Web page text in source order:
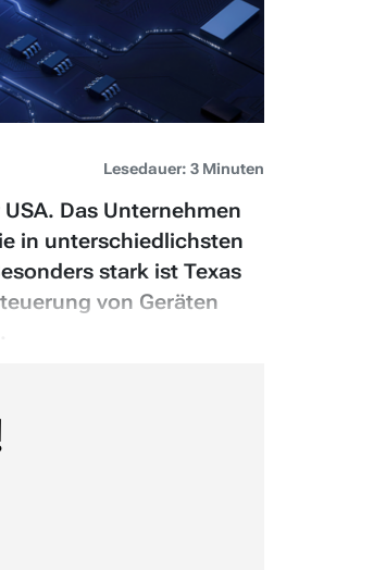
Lesedauer: 3 Minuten
Das Unternehmen
in unterschiedlichsten
stark ist Texas
von Geräten